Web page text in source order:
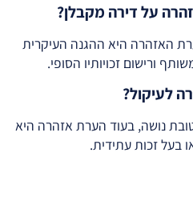
על דירה מקבלן?
האזהרה היא ההגנה העיקרית
ורישום זכויותיו הסופי.
לעיקול?
נושה, בעוד הערת אזהרה היא
בעל זכות עתידית.